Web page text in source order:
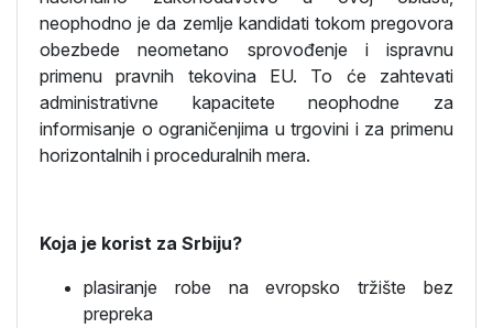
neophodno je da zemlje kandidati tokom pregovora
obezbede neometano sprovođenje i ispravnu
primenu pravnih tekovina EU. To će zahtevati
administrativne kapacitete neophodne za
informisanje o ograničenjima u trgovini i za primenu
horizontalnih i proceduralnih mera.
Koja je korist za Srbiju?
plasiranje robe na evropsko tržište bez
prepreka